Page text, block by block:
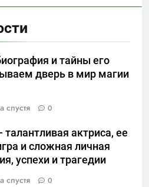
и тайны его
дверь в мир магии
спустя 0
актриса, ее
и сложная личная
успехи и трагедии
спустя 0